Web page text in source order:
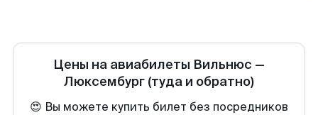
Цены на авиабилеты Вильнюс —
Люксембург (туда и обратно)
😍 Вы можете купить билет без посредников